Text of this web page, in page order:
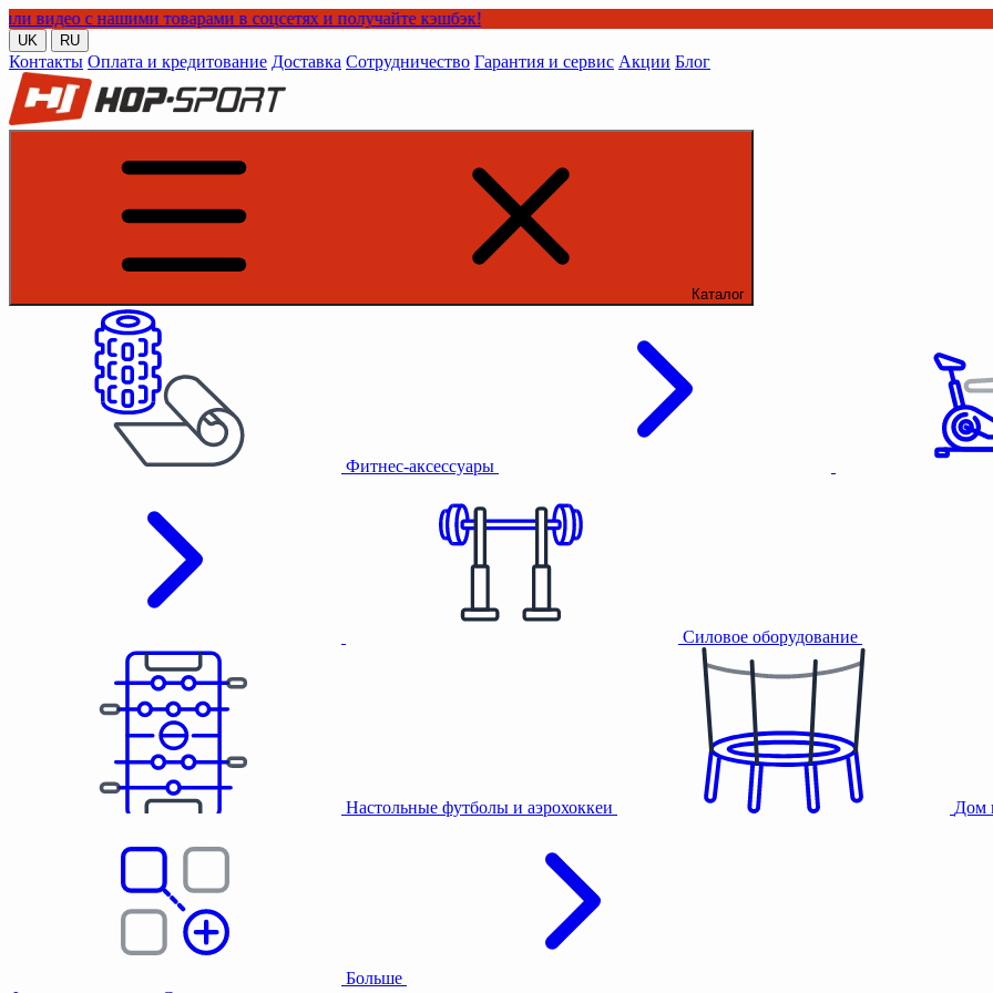
нашими товарами в соцсетях и получайте кэшбэк!
UK RU
Контакты Оплата и кредитование Доставка Сотрудничество Гарантия и сервис Акции Блог
Каталог
Фитнес-аксессуары
Силовое оборудование
Настольные футболы и аэрохоккеи Дом
Больше